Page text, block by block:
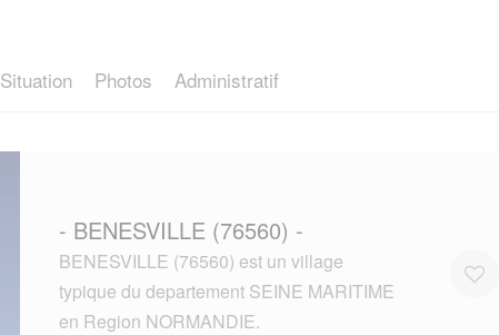
Situation Photos Administratif
- BENESVILLE (76560) -
BENESVILLE (76560) est un village
typique du departement SEINE MARITIME
en Region NORMANDIE.